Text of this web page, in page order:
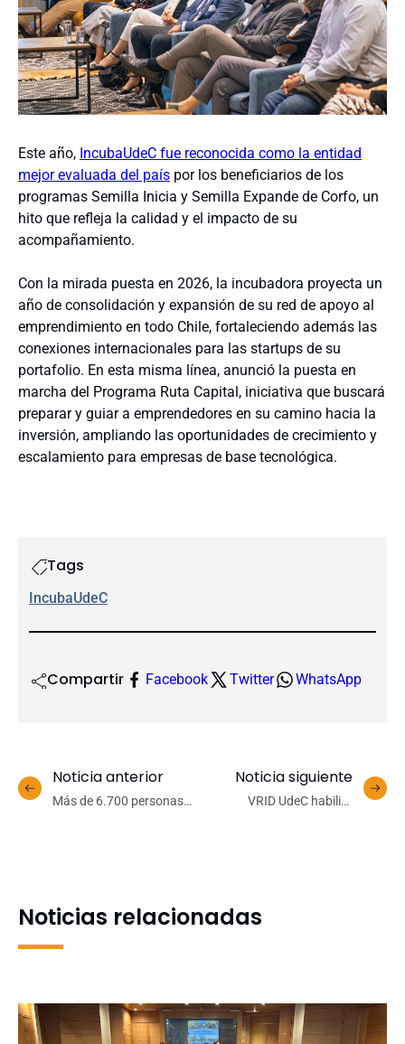
Este año, IncubaUdeC fue reconocida como la entidad
mejor evaluada del país por los beneficiarios de los
programas Semilla Inicia y Semilla Expande de Corfo, un
hito que refleja la calidad y el impacto de su
acompañamiento.
Con la mirada puesta en 2026, la incubadora proyecta un
año de consolidación y expansión de su red de apoyo al
emprendimiento en todo Chile, fortaleciendo además las
conexiones internacionales para las startups de su
portafolio. En esta misma línea, anunció la puesta en
marcha del Programa Ruta Capital, iniciativa que buscará
preparar y guiar a emprendedores en su camino hacia la
inversión, ampliando las oportunidades de crecimiento y
escalamiento para empresas de base tecnológica.
Tags
IncubaUdeC
Compartir Facebook Twitter WhatsApp
Noticia anterior
Más de 6.700 personas
Noticia siguiente
VRID UdeC habilita
Noticias relacionadas